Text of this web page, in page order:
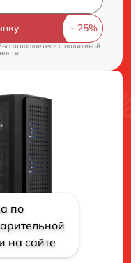
соглашаетесь cполитикой
по
на сайте